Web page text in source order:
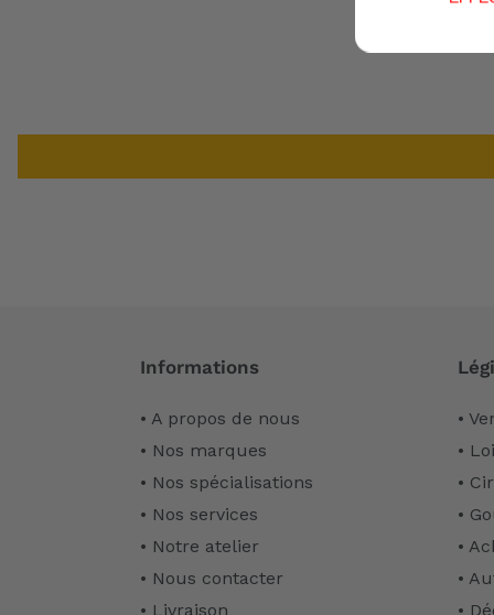
Informations
• A propos de nous
• Nos marques
• Nos spécialisations
• Nos services
• Notre atelier
• Nous contacter
• Livraison
•
•
•
•
•
•
•